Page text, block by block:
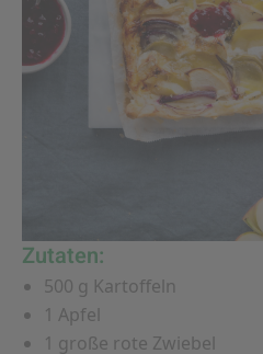
Zutaten:
500 g Kartoffeln
1 Apfel
1 große rote Zwiebel